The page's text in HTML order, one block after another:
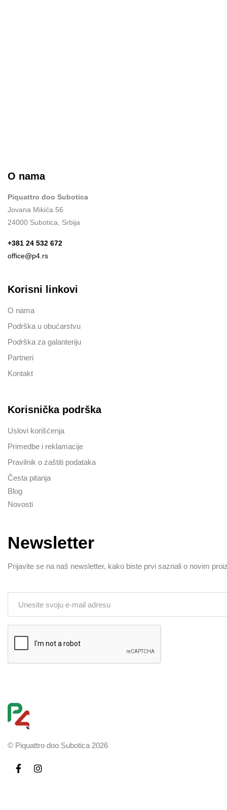
O nama
Piquattro doo Subotica
Jovana Mikića 56
24000 Subotica, Srbija
+381 24 532 672
office@p4.rs
Korisni linkovi
O nama
Podrška u obućarstvu
Podrška za galanteriju
Partneri
Kontakt
Korisnička podrška
Uslovi korišćenja
Primedbe i reklamacije
Pravilnik o zaštiti podataka
Česta pitanja
Blog
Novosti
Newsletter
Prijavite se na naš newsletter, kako biste prvi saznali o novim
© Piquattro doo Subotica 2026